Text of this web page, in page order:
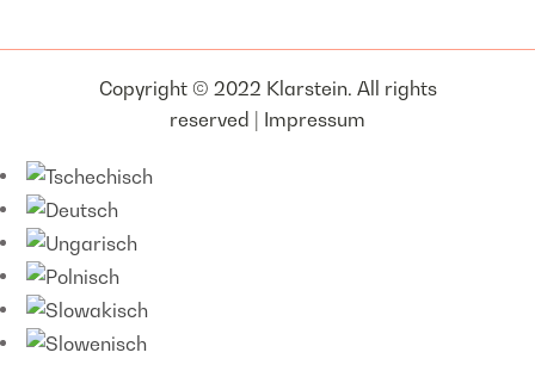
Copyright © 2022 Klarstein. All rights
reserved | Impressum